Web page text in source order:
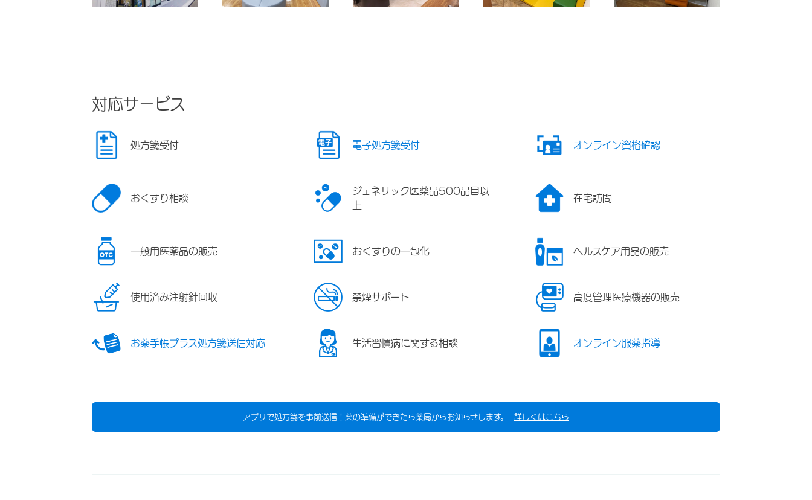
対応サービス
処方箋受付 電子処方箋受付 オンライン資格確認
おくすり相談
ジェネリック医薬品500品目以
上
在宅訪問
一般用医薬品の販売 おくすりの一包化 ヘルスケア用品の販売
使用済み注射針回収 禁煙サポート 高度管理医療機器の販売
お薬手帳プラス処方箋送信対応 生活習慣病に関する相談 オンライン服薬指導
アプリで処方箋を事前送信！薬の準備ができたら薬局からお知らせします。 詳しくはこちら